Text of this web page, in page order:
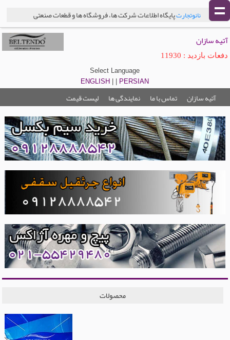
نانوتجارتپایگاه اطلاعات شرکت ها، فروشگاه ها و قطعات صنعتی
آتیه سازان
دفعات بازدید : 11930
Select Language
ENGLISH
PERSIAN
آتیه سازان تماس با ما نمایندگی ها لیست قیمت
محصولات